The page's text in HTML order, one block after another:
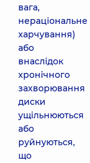
вага,
нераціональне
харчування)
або
внаслідок
хронічного
захворювання
диски
ущільнюються
або
руйнуються,
що